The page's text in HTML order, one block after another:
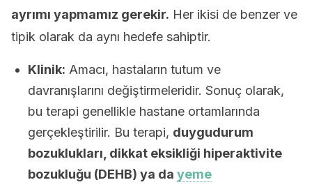
ayrımı yapmamız gerekir. Her ikisi de benzer ve
tipik olarak da aynı hedefe sahiptir.
Klinik: Amacı, hastaların tutum ve
davranışlarını değiştirmeleridir. Sonuç olarak,
bu terapi genellikle hastane ortamlarında
gerçekleştirilir. Bu terapi, duygudurum
bozuklukları, dikkat eksikliği hiperaktivite
bozukluğu (DEHB) ya da yeme